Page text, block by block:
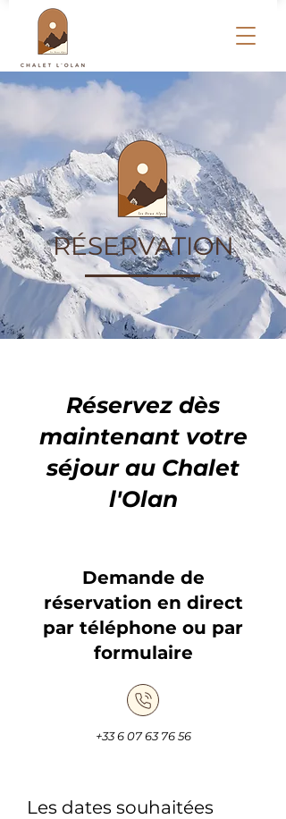
RÉSERVATION
Réservez dès
maintenant votre
séjour au Chalet
l'Olan
Demande de
réservation en direct
par téléphone ou par
formulaire
+33 6 07 63 76 56
Les dates souhaitées